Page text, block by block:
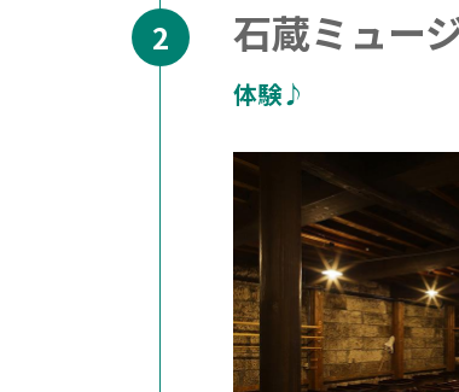
石蔵ミュー
体験♪